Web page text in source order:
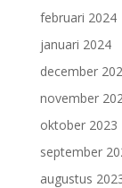
februari 2024
januari 2024
december
november
oktober 2023
september
augustus